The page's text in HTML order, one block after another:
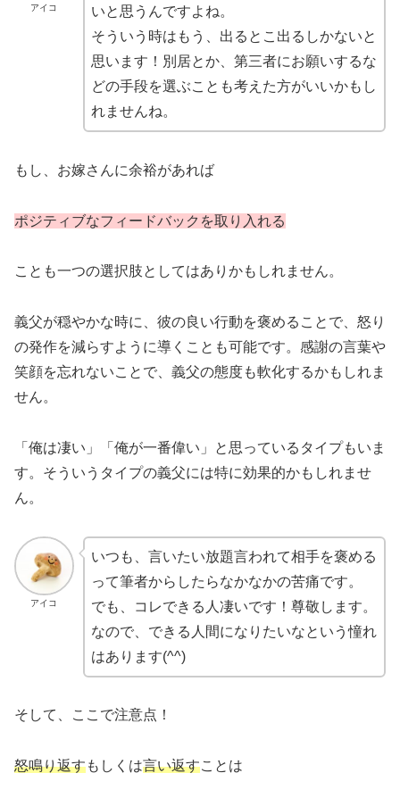
アイコ
いと思うんですよね。
そういう時はもう、出るとこ出るしかないと
思います！別居とか、第三者にお願いするな
どの手段を選ぶことも考えた方がいいかもし
れませんね。
もし、お嫁さんに余裕があれば
ポジティブなフィードバックを取り入れる
ことも一つの選択肢としてはありかもしれません。
義父が穏やかな時に、彼の良い行動を褒めることで、怒り
の発作を減らすように導くことも可能です。感謝の言葉や
笑顔を忘れないことで、義父の態度も軟化するかもしれま
せん。
「俺は凄い」「俺が一番偉い」と思っているタイプもいま
す。そういうタイプの義父には特に効果的かもしれませ
ん。
アイコ
いつも、言いたい放題言われて相手を褒める
って筆者からしたらなかなかの苦痛です。
でも、コレできる人凄いです！尊敬します。
なので、できる人間になりたいなという憧れ
はあります(^^)
そして、ここで注意点！
怒鳴り返すもしくは言い返すことは